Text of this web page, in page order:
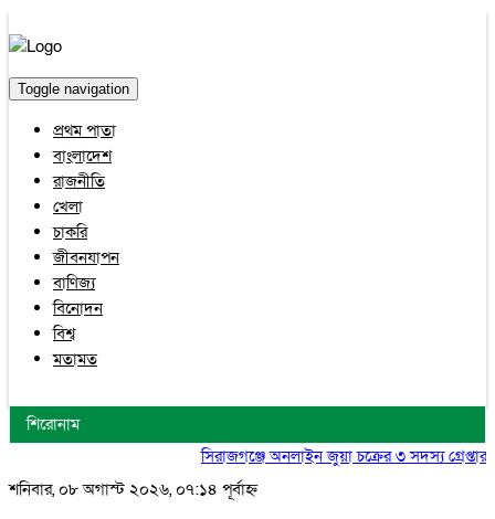
Toggle navigation
প্রথম পাতা
বাংলাদেশ
রাজনীতি
খেলা
চাকরি
জীবনযাপন
বাণিজ্য
বিনোদন
বিশ্ব
মতামত
শিরোনাম
সিরাজগঞ্জে অনলাইন জুয়া চক্রের ৩ সদস্য গ্রেপ্তার,
শনিবার, ০৮ অগাস্ট ২০২৬, ০৭:১৪ পূর্বাহ্ন